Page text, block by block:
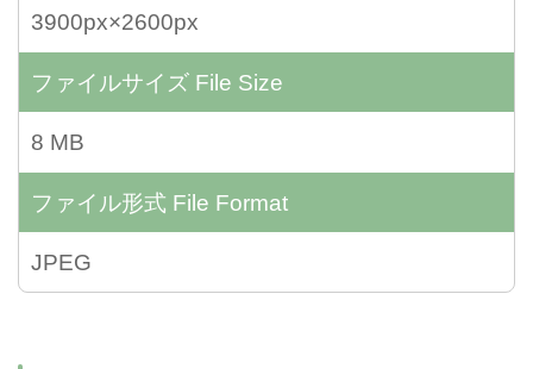
3900px×2600px
ファイルサイズ File Size
8 MB
ファイル形式 File Format
JPEG